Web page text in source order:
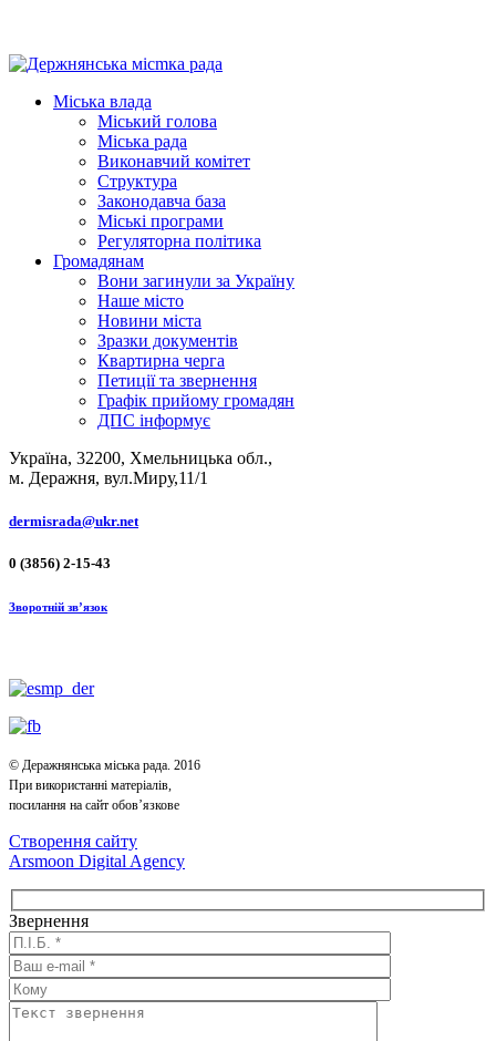
Міська влада
Міський голова
Міська рада
Виконавчий комітет
Структура
Законодавча база
Міські програми
Регуляторна політика
Громадянам
Вони загинули за Україну
Наше місто
Новини міста
Зразки документів
Квартирна черга
Петиції та звернення
Графік прийому громадян
ДПС інформує
Україна, 32200, Хмельницька обл.,
м. Деражня, вул.Миру,11/1
dermisrada@ukr.net
0 (3856) 2-15-43
Зворотній зв’язок
© Деражнянська міська рада. 2016
При використанні матеріалів,
посилання на сайт обов’язкове
Створення сайту
Arsmoon Digital Agency
Звернення